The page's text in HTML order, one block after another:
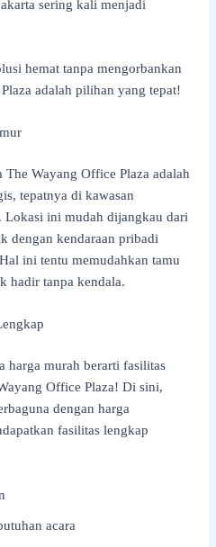
sering kali menjadi
hemat tanpa mengorbankan
adalah pilihan yang tepat!
The Wayang Office Plaza adalah
tepatnya di kawasan
Lokasi ini mudah dijangkau dari
dengan kendaraan pribadi
ini tentu memudahkan tamu
hadir tanpa kendala.
harga murah berarti fasilitas
Office Plaza! Di sini,
dengan harga
fasilitas lengkap
acara